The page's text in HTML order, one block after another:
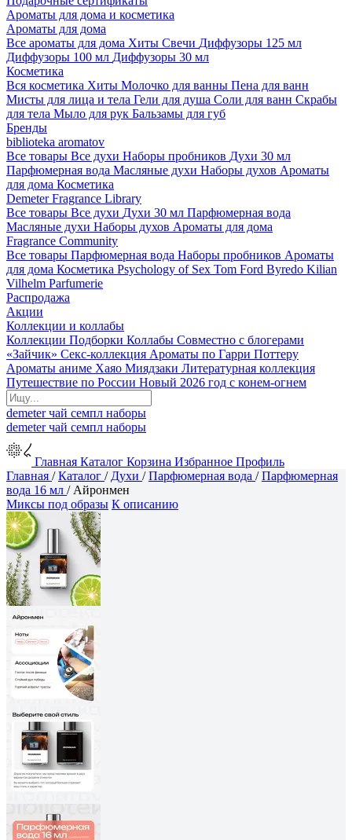
Ароматы для дома и косметика
Ароматы для дома
Все ароматы для дома Хиты Свечи Диффузоры 125 мл
Диффузоры 100 мл Диффузоры 30 мл
Косметика
Вся косметика Хиты Молочко для ванны Пена для ванн
Мисты для лица и тела Гели для душа Соли для ванн Скрабы
для тела Мыло для рук Бальзамы для губ
Бренды
biblioteka aromatov
Все товары Все духи Наборы пробников Духи 30 мл
Парфюмерная вода Масляные духи Наборы духов Ароматы
для дома Косметика
Demeter Fragrance Library
Все товары Все духи Духи 30 мл Парфюмерная вода
Масляные духи Наборы духов Ароматы для дома
Fragrance Community
Все товары Парфюмерная вода Наборы пробников Ароматы
для дома Косметика Psychology of Sex Tom Ford Byredo Kilian
Vilhelm Parfumerie
Распродажа
Акции
Коллекции и коллабы
Коллекции Подборки Коллабы Совместно с блогерами
«Зайчик» Секс-коллекция Ароматы по Гарри Поттеру
Ароматы аниме Хаяо Миядзаки Литературная коллекция
Путешествие по России Новый 2026 год с конем-огнем
demeterчай семпл наборы
demeterчай семпл наборы
Главная Каталог Корзина Избранное Профиль
Главная /Каталог / Духи /Парфюмерная вода /Парфюмерная
вода 16 мл / Айронмен
Миксы под образы К описанию